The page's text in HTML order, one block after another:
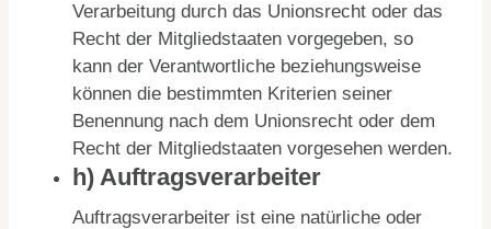
Verarbeitung durch das Unionsrecht oder das
Recht der Mitgliedstaaten vorgegeben, so
kann der Verantwortliche beziehungsweise
können die bestimmten Kriterien seiner
Benennung nach dem Unionsrecht oder dem
Recht der Mitgliedstaaten vorgesehen werden.
h) Auftragsverarbeiter
Auftragsverarbeiter ist eine natürliche oder